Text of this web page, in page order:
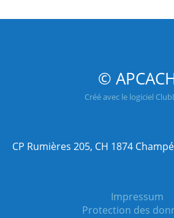
©
Créé avec le logiciel
CP Rumières 205, CH 1874
Impressum
Protection des